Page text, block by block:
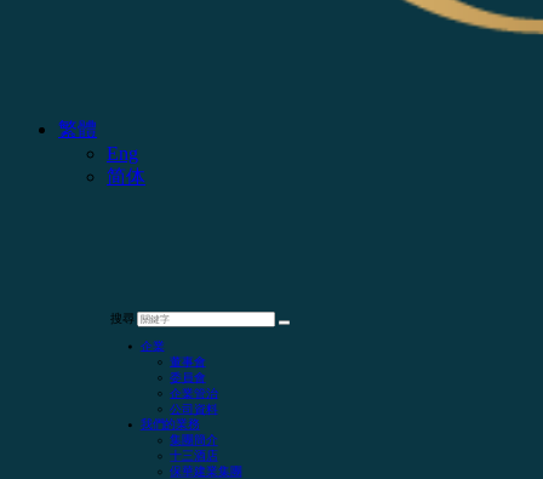
繁體
Eng
简体
搜尋
企業
董事會
委員會
企業管治
公司資料
我們的業務
集團簡介
十三酒店
保華建業集團